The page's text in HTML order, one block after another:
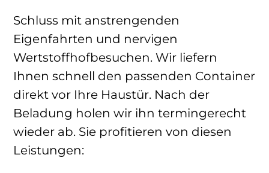
Schluss mit anstrengenden
Eigenfahrten und nervigen
Wertstoffhofbesuchen. Wir liefern
Ihnen schnell den passenden Container
direkt vor Ihre Haustür. Nach der
Beladung holen wir ihn termingerecht
wieder ab. Sie profitieren von diesen
Leistungen: